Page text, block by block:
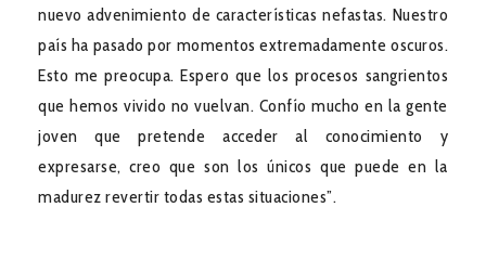
nuevo advenimiento de características nefastas. Nuestro
país ha pasado por momentos extremadamente oscuros.
Esto me preocupa. Espero que los procesos sangrientos
que hemos vivido no vuelvan. Confío mucho en la gente
joven que pretende acceder al conocimiento y
expresarse, creo que son los únicos que puede en la
madurez revertir todas estas situaciones”.